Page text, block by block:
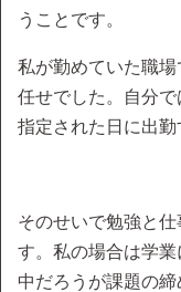
うことです。
私が勤めていた職
任せでした。自分
指定された日に出勤
そのせいで勉強と
す。私の場合は学
中だろうが課題の